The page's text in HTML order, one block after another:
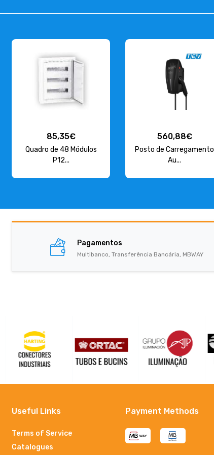
85,35€
Quadro de 48 Módulos
P12...
560,88€
Posto de Carregamento
Au...
Pagamentos
Multibanco, Transferência Bancária, MBWAY
Useful Links
Terms of Service
Catalogues
Payment Methods